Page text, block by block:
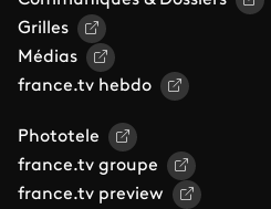
Grilles
Médias
france.tv hebdo
Phototele
france.tv groupe
france.tv preview